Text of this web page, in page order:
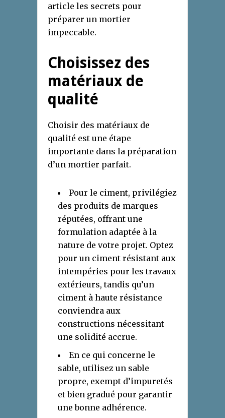
article les secrets pour
préparer un mortier
impeccable.
Choisissez des
matériaux de
qualité
Choisir des matériaux de
qualité est une étape
importante dans la préparation
d’un mortier parfait.
Pour le ciment, privilégiez
des produits de marques
réputées, offrant une
formulation adaptée à la
nature de votre projet. Optez
pour un ciment résistant aux
intempéries pour les travaux
extérieurs, tandis qu’un
ciment à haute résistance
conviendra aux
constructions nécessitant
une solidité accrue.
En ce qui concerne le
sable, utilisez un sable
propre, exempt d’impuretés
et bien gradué pour garantir
une bonne adhérence.